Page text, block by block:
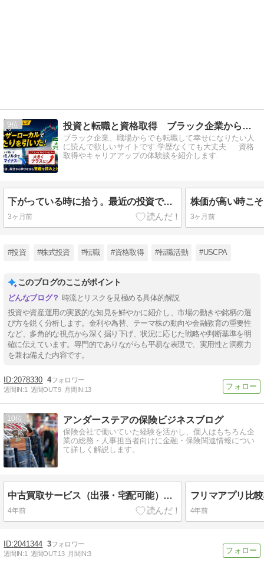
9 投資と転職と資格取得 ブラック企業からの逆転
ブラック企業、職場からでも転職して幸せになりたい人
に読んで欲しいサイトです.学歴なくても大丈夫. 資格
取得やキャリアアップの体験談を紹介します.
下がっている時に拾う。最近の投資で感じたこと
3ヶ月前 3ヶ月前
#投資 #株式投資 #転職 #資格取得 #転職活動 #USCPA
このブログのここがポイント
時流とリスクを見極める具体的解説
投資や資産運用の実践的な知見を鮮やかに紹介し、市場の動きや銘柄の選
び方を鋭く分析します。金利や為替、テーマ株の動向や金融教育の重要性
など、多角的な視点から深く掘り下げ、状況に応じた戦略や判断基準を明
確に伝えています。専門的でありながらも平易な表現で、実用性と洞察力
を兼ね備えた内容です。
2078330 4
週間IN:1 週間OUT:9 月間IN:13
10 アンダーステアの保険ビジネスブログ
保険会社で働いていた経験を活かし、個人はもちろん企
業の総務・人事担当者向けに金融・保険関連情報につい
て詳しく解説します。
中古買取サービス（出張・宅配可能）比較検証【まとめ・感想（断捨離）】フリマアプリは大変！！
4年前 4年前
2041344 3
週間IN:1 週間OUT:13 月間IN:3